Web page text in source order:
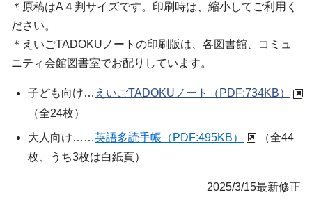
＊原稿はA４判サイズです。印刷時は、縮小してご利用く
ださい。
＊ えいごTADOKUノート の印刷版は、各図書館、コミュ
ニティ会館図書室でお配りしています。
子ども向け… えいごTADOKUノート
（PDF:734KB）
（全24枚）
大人向け……英語多読手帳（PDF:495KB）
（全44
枚、うち3枚は白紙頁）
2025/3/15最新修正